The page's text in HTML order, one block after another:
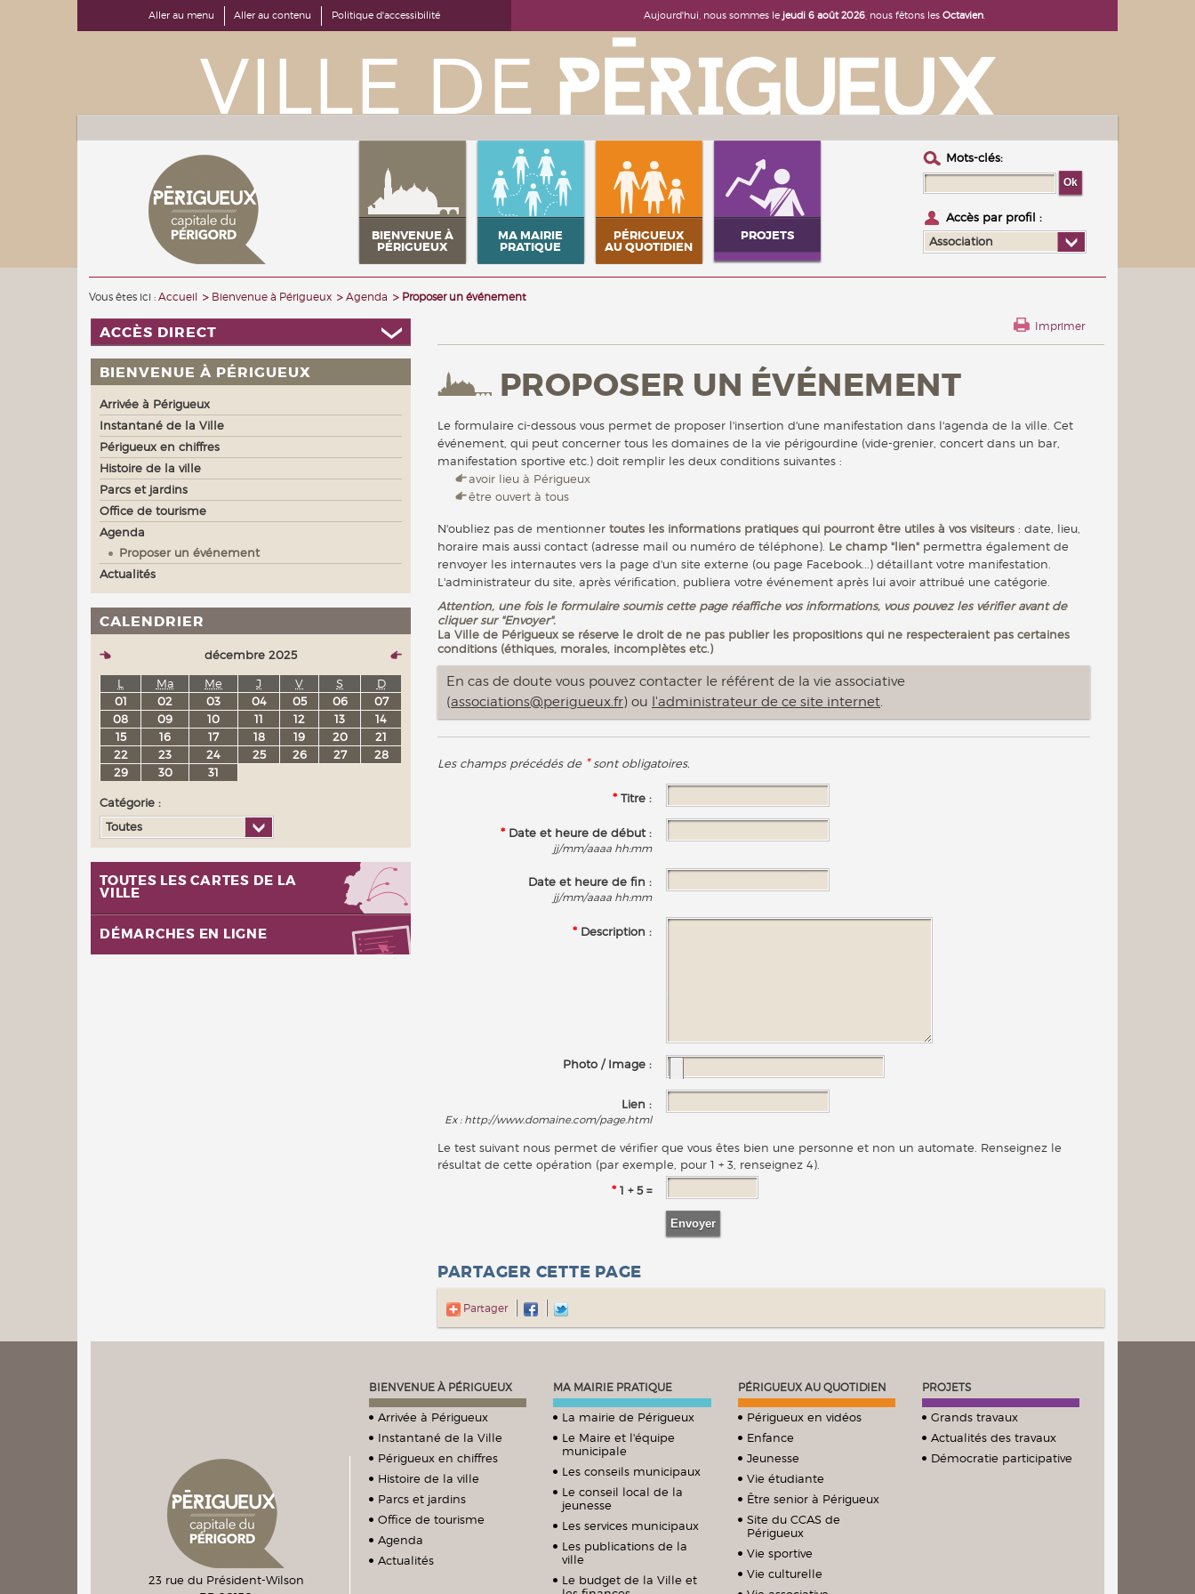
Aller au menu Aller au contenu Politique d'accessibilité Aujourd'hui, nous sommes le jeudi 6 août 2026, nous fêtons les Octavien.
BIENVENUE À
PÉRIGUEUX
MA MAIRIE
PRATIQUE
PÉRIGUEUX
AU QUOTIDIEN
PROJETS
Mots-clés :
Accès par profil :
Association
Vous êtes ici : Accueil Bienvenue à Périgueux Agenda Proposer un événement
Imprimer
PROPOSER UN ÉVÉNEMENT
Le formulaire ci-dessous vous permet de proposer l'insertion d'une manifestation dans l'agenda de la ville. Cet
événement, qui peut concerner tous les domaines de la vie périgourdine (vide-grenier, concert dans un bar,
manifestation sportive etc.) doit remplir les deux conditions suivantes :
avoir lieu à Périgueux
être ouvert à tous
N'oubliez pas de mentionner toutes les informations pratiques qui pourront être utiles à vos visiteurs : date, lieu,
horaire mais aussi contact (adresse mail ou numéro de téléphone). Le champ "lien"permettra également de
renvoyer les internautes vers la page d'un site externe (ou page Facebook...) détaillant votre manifestation.
L'administrateur du site, après vérification, publiera votre événement après lui avoir attribué une catégorie.
Attention, une fois le formulaire soumis cette page réaffiche vos informations, vous pouvez les vérifier avant de
cliquer sur "Envoyer".
La Ville de Périgueux se réserve le droit de ne pas publier les propositions qui ne respecteraient pas certaines
conditions (éthiques, morales, incomplètes etc.)
En cas de doute vous pouvez contacter le référent de la vie associative
(associations@perigueux.fr) ou l'administrateur de ce site internet.
Les champs précédés de *sont obligatoires.
*Titre :
*Date et heure de début :
jj/mm/aaaa hh:mm
Date et heure de fin :
jj/mm/aaaa hh:mm
*Description :
Photo / Image :
Lien :
Ex : http://www.domaine.com/page.html
Le test suivant nous permet de vérifier que vous êtes bien une personne et non un automate. Renseignez le
résultat de cette opération (par exemple, pour 1 + 3, renseignez 4).
*1 + 5 =
PARTAGER CETTE PAGE
Partager
ACCÈS DIRECT
BIENVENUE À PÉRIGUEUX
Arrivée à Périgueux
Instantané de la Ville
Périgueux en chiffres
Histoire de la ville
Parcs et jardins
Office de tourisme
Agenda
Proposer un événement
Actualités
CALENDRIER
décembre 2025
L
Ma Me J V S
D
01
02 03 04 05 06
07
08
09 10 11 12 13
14
15
16 17 18 19 20
21
22
23 24 25 26 27
28
29
30 31
Catégorie :
Toutes
TOUTES LES CARTES DE LA
VILLE
DÉMARCHES EN LIGNE
23 rue du Président-Wilson
BIENVENUE À PÉRIGUEUX
Arrivée à Périgueux
Instantané de la Ville
Périgueux en chiffres
Histoire de la ville
Parcs et jardins
Office de tourisme
Agenda
Actualités
MA MAIRIE PRATIQUE
La mairie de Périgueux
Le Maire et l'équipe
municipale
Les conseils municipaux
Le conseil local de la
jeunesse
Les services municipaux
Les publications de la
ville
Le budget de la Ville et
PÉRIGUEUX AU QUOTIDIEN
Périgueux en vidéos
Enfance
Jeunesse
Vie étudiante
Être senior à Périgueux
Site du CCAS de
Périgueux
Vie sportive
Vie culturelle
PROJETS
Grands travaux
Actualités des travaux
Démocratie participative